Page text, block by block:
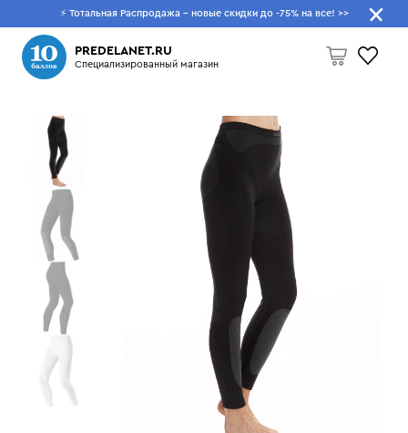
⚡ Тотальная Распродажа - новые скидки до -75% на все! >>
PREDELANET.RU
Специализированный магазин
Пусто
Что будем искать?